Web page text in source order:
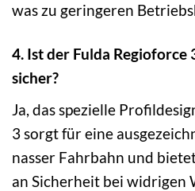
was zu geringeren
4. Ist der Fulda Regioforce
sicher?
Ja, das spezielle
3 sorgt für eine
nasser Fahrbahn und
an Sicherheit bei widrigen